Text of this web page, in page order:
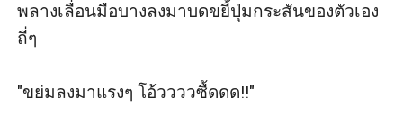
พลางเลื่อนมือบางลงมาบดขยี้ปุ่มกระสันของตัวเอง
ถี่ๆ
"ขย่มลงมาแรงๆ โอ้ววววซื้ดดด!!"